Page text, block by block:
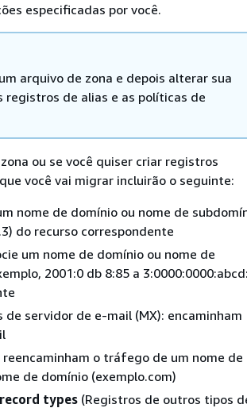
especificadas por você.
arquivo de zona e depois alterar sua
de alias e as políticas de
ou se você quiser criar registros
você vai migrar incluirão o seguinte:
nome de domínio ou nome de
do recurso correspondente
um nome de domínio ou nome de
2001:0 db 8:85 a 3:0000:0000:abcd:
de servidor de e-mail (MX): encaminham
reencaminham o tráfego de um nome de
de domínio (exemplo.com)
types (Registros de outros tipos